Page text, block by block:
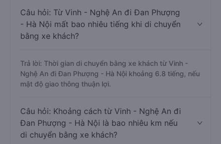
Câu hỏi: Từ Vinh - Nghệ An đi Đan Phượng
- Hà Nội mất bao nhiêu tiếng khi di chuyển
bằng xe khách?
Trả lời: Thời gian di chuyển bằng xe khách từ Vinh -
Nghệ An đi Đan Phượng - Hà Nội khoảng 6.8 tiếng, nếu
mật độ giao thông thuận lợi.
Câu hỏi: Khoảng cách từ Vinh - Nghệ An đi
Đan Phượng - Hà Nội là bao nhiêu km nếu
di chuyển bằng xe khách?